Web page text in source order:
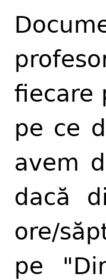
fiecare
pe ce
avem
dacă
ore/
pe